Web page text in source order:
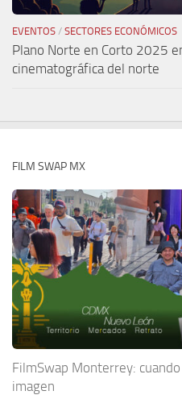
EVENTOS / SECTORES ECONÓMICOS
Plano Norte en Corto 2025
cinematográfica del norte
FILM SWAP MX
FilmSwap Monterrey:
imagen